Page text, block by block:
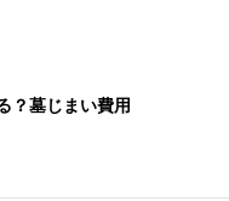
？墓じまい費用